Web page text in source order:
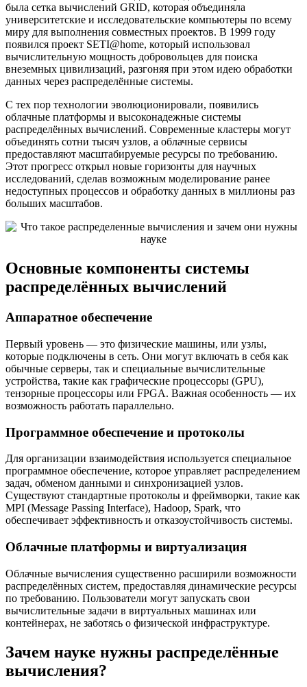
была сетка вычислений GRID, которая объединяла
университетские и исследовательские компьютеры по всему
миру для выполнения совместных проектов. В 1999 году
появился проект SETI@home, который использовал
вычислительную мощность добровольцев для поиска
внеземных цивилизаций, разгоняя при этом идею обработки
данных через распределённые системы.
С тех пор технологии эволюционировали, появились
облачные платформы и высоконадежные системы
распределённых вычислений. Современные кластеры могут
объединять сотни тысяч узлов, а облачные сервисы
предоставляют масштабируемые ресурсы по требованию.
Этот прогресс открыл новые горизонты для научных
исследований, сделав возможным моделирование ранее
недоступных процессов и обработку данных в миллионы раз
больших масштабов.
Основные компоненты системы
распределённых вычислений
Аппаратное обеспечение
Первый уровень — это физические машины, или узлы,
которые подключены в сеть. Они могут включать в себя как
обычные серверы, так и специальные вычислительные
устройства, такие как графические процессоры (GPU),
тензорные процессоры или FPGA. Важная особенность — их
возможность работать параллельно.
Программное обеспечение и протоколы
Для организации взаимодействия используется специальное
программное обеспечение, которое управляет распределением
задач, обменом данными и синхронизацией узлов.
Существуют стандартные протоколы и фреймворки, такие как
MPI (Message Passing Interface), Hadoop, Spark, что
обеспечивает эффективность и отказоустойчивость системы.
Облачные платформы и виртуализация
Облачные вычисления существенно расширили возможности
распределённых систем, предоставляя динамические ресурсы
по требованию. Пользователи могут запускать свои
вычислительные задачи в виртуальных машинах или
контейнерах, не заботясь о физической инфраструктуре.
Зачем науке нужны распределённые
вычисления?